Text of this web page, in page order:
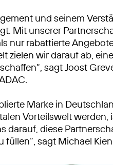
und seinem
Mit unserer
nur rabattierte
zielen wir darauf ab,
sagt Joost
Marke in
Vorteilswelt werden,
darauf, diese
sagt Michael